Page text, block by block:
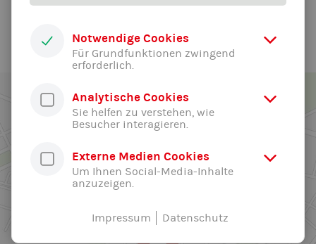
Notwendige Cookies
Für Grundfunktionen zwingend
erforderlich.
Analytische Cookies
Sie helfen zu verstehen, wie
Besucher interagieren.
Externe Medien Cookies
Um Ihnen Social-Media-Inhalte
anzuzeigen.
Impressum Datenschutz